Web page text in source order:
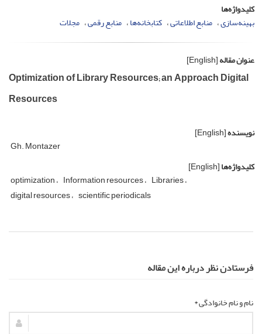
کلیدواژه‌ها
بهینه‌سازی منابع اطلاعاتی کتابخانه‌ها منابع رقمی مجلات
عنوان مقاله[English]
Optimization of Library Resources; an Approach Digital
Resources
نویسنده[English]
Gh. Montazer
کلیدواژه‌ها[English]
optimization Information resources Libraries
digital resources scientific periodicals
فرستادن نظر درباره این مقاله
نام و نام خانوادگی *